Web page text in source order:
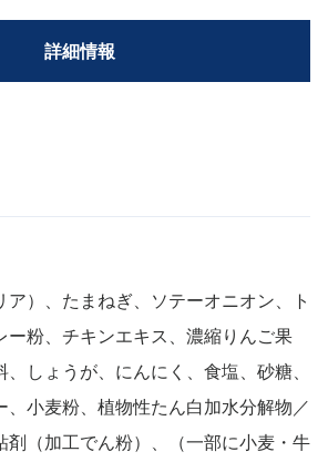
詳細情報
）、たまねぎ、ソテーオニオン、ト
ー粉、チキンエキス、濃縮りんご果
しょうが、にんにく、食塩、砂糖、
、小麦粉、植物性たん白加水分解物／
剤（加工でん粉）、（一部に小麦・牛